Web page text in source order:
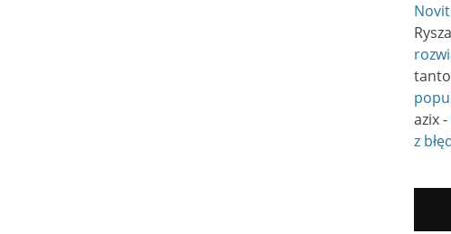
tanto
azix-
z